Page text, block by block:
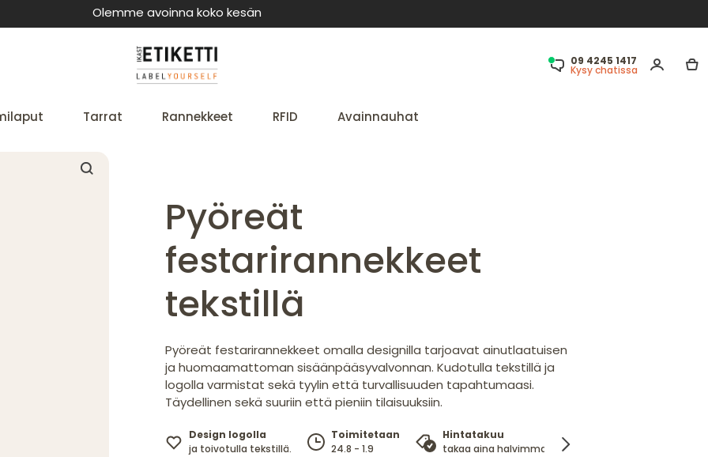
Olemme avoinna koko kesän
09 4245 1417
Kysy chatissa
Tarrat Rannekkeet RFID Avainnauhat
Pyöreät
festarirannekkeet
tekstillä
Pyöreät festarirannekkeet omalla designilla tarjoavat ainutlaatuisen
ja huomaamattoman sisäänpääsyvalvonnan. Kudotulla tekstillä ja
logolla varmistat sekä tyylin että turvallisuuden tapahtumaasi.
Täydellinen sekä suuriin että pieniin tilaisuuksiin.
Design logolla
ja toivotulla tekstillä.
Toimitetaan
24.8 - 1.9
Hintatakuu
takaa aina halvimman hinnan